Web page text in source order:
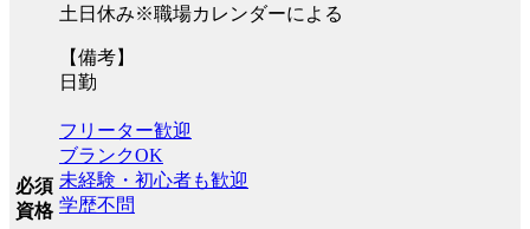
土日休み※職場カレンダーによる
【備考】
日勤
必須
資格
フリーター歓迎
ブランクOK
未経験・初心者も歓迎
学歴不問